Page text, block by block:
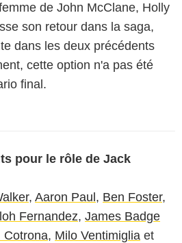
de John McClane, Holly
son retour dans la saga,
dans les deux précédents
cette option n'a pas été
final.
pour le rôle de Jack
, Aaron Paul , Ben Foster,
Fernandez, James Badge
Cotrona, Milo Ventimiglia et